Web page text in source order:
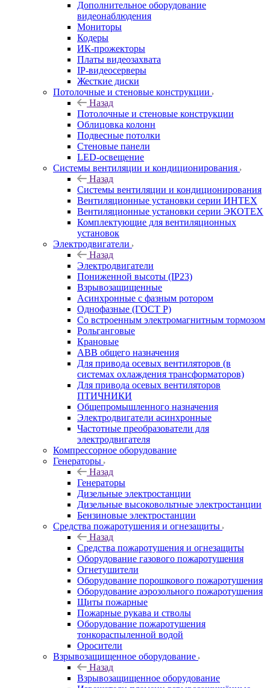
Дополнительное оборудование
видеонаблюдения
Мониторы
Кодеры
ИК-прожекторы
Платы видеозахвата
IP-видеосерверы
Жесткие диски
Потолочные и стеновые конструкции
Назад
Потолочные и стеновые конструкции
Облицовка колонн
Подвесные потолки
Стеновые панели
LED-освещение
Системы вентиляции и кондиционирования
Назад
Системы вентиляции и кондиционирования
Вентиляционные установки серии ИНТЕХ
Вентиляционные установки серии ЭКОТЕХ
Комплектующие для вентиляционных
установок
Электродвигатели
Назад
Электродвигатели
Пониженной высоты (IP23)
Взрывозащищенные
Асинхронные с фазным ротором
Однофазные (ГОСТ Р)
Со встроенным электромагнитным тормозом
Рольганговые
Крановые
АВВ общего назначения
Для привода осевых вентиляторов (в
системах охлаждения трансформаторов)
Для привода осевых вентиляторов
ПТИЧНИКИ
Общепромышленного назначения
Электродвигатели асинхронные
Частотные преобразователи для
электродвигателя
Компрессорное оборудование
Генераторы
Назад
Генераторы
Дизельные электростанции
Дизельные высоковольтные электростанции
Бензиновые электростанции
Средства пожаротушения и огнезащиты
Назад
Средства пожаротушения и огнезащиты
Оборудование газового пожаротушения
Огнетушители
Оборудование порошкового пожаротушения
Оборудование аэрозольного пожаротушения
Щиты пожарные
Пожарные рукава и стволы
Оборудование пожаротушения
тонкораспыленной водой
Оросители
Взрывозащищенное оборудование
Назад
Взрывозащищенное оборудование